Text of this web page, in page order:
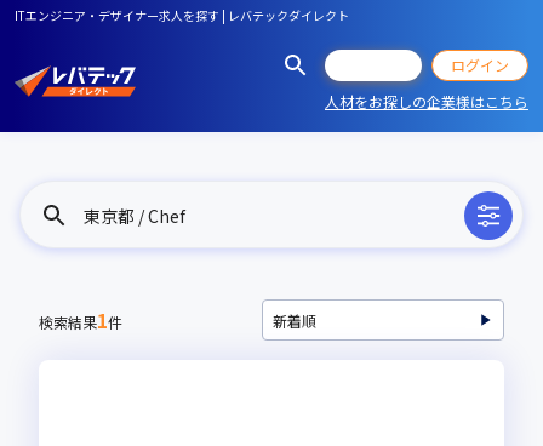
ITエンジニア・デザイナー求人を探す | レバテックダイレクト
ログイン
人材をお探しの企業様はこちら
東京都 / Chef
検索結果1件